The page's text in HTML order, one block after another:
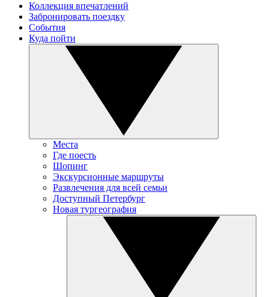
Коллекция впечатлений
Забронировать поездку
События
Куда пойти
Места
Где поесть
Шопинг
Экскурсионные маршруты
Развлечения для всей семьи
Доступный Петербург
Новая тургеография